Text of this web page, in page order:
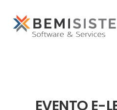
EVENTO E-